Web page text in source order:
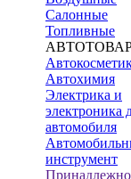
Салонные
Топливные
Автохимия
Электрика и
электроника
автомобиля
инструмент